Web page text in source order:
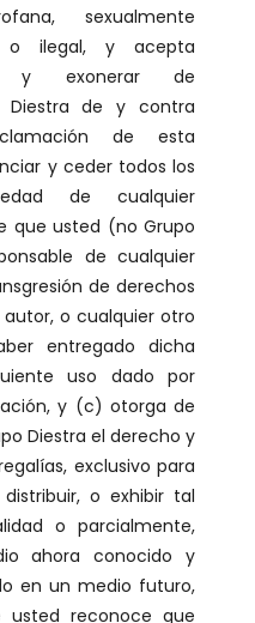
sexualmente
o ilegal, y acepta
y exonerar de
Diestra de y contra
de esta
y ceder todos los
de cualquier
que usted (no Grupo
de cualquier
de derechos
o cualquier otro
entregado dicha
uso dado por
y (c) otorga de
Diestra el derecho y
exclusivo para
o exhibir tal
o parcialmente,
ahora conocido y
en un medio futuro,
usted reconoce que